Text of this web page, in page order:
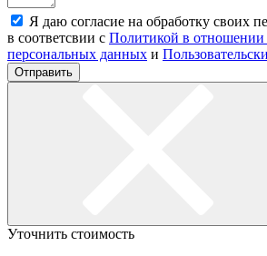
Я даю согласие на обработку своих
в соответсвии с Политикой в отношении
персональных данных и
Отправить
Уточнить стоимость